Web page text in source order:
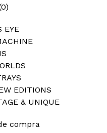
0)
EYE
EDITIONS
& UNIQUE
compra